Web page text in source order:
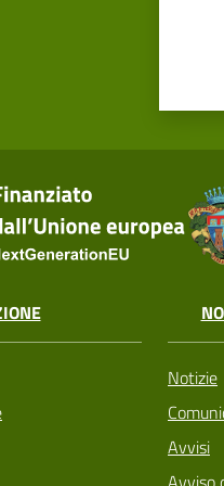
Notizie
Avvisi